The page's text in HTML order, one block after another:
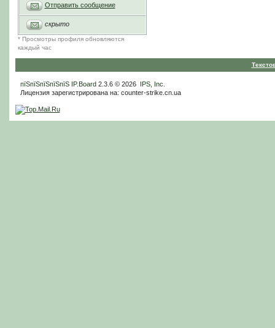
Отправить сообщение
скрыто
* Просмотры профиля обновляются
каждый час
пїЅпїЅпїЅпїЅпїЅ IP.Board2.3.6 © 2026 IPS, Inc
Лицензия зарегистрирована на: counter-strike.cn.ua